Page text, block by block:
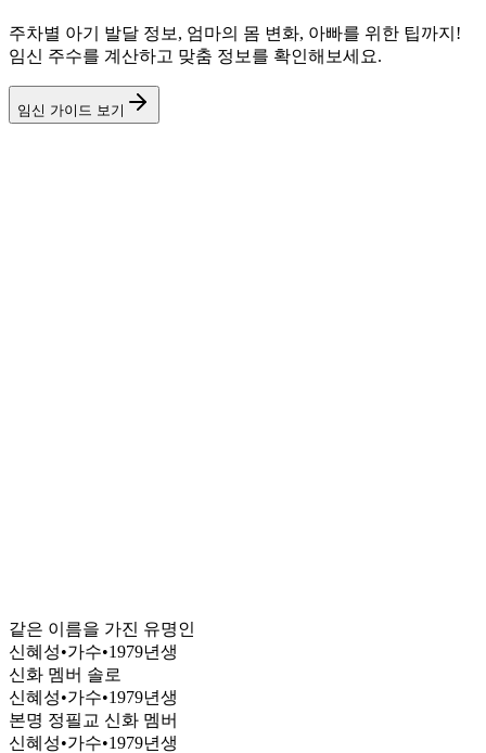
주차별 아기 발달 정보, 엄마의 몸 변화, 아빠를 위한 팁까지!
임신 주수를 계산하고 맞춤 정보를 확인해보세요.
임신 가이드 보기
같은 이름을 가진 유명인
신혜성•가수•1979년생
신화 멤버 솔로
신혜성•가수•1979년생
본명 정필교 신화 멤버
신혜성•가수•1979년생